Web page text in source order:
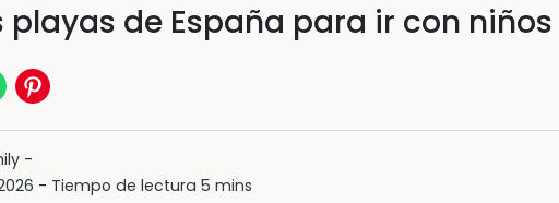
playas de España para ir con niños
-
- Tiempo de lectura 5 mins